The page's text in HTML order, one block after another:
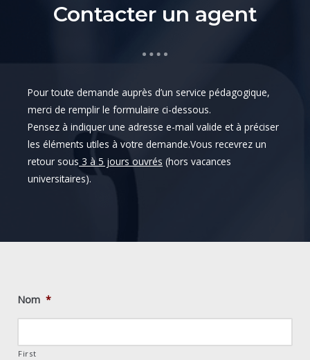
Contacter un agent
Pour toute demande auprès d’un service pédagogique,
merci de remplir le formulaire ci-dessous.
Pensez à indiquer une adresse e-mail valide et à préciser
les éléments utiles à votre demande.Vous recevrez un
retour sous 3 à 5 jours ouvrés (hors vacances
universitaires).
Nom *
First